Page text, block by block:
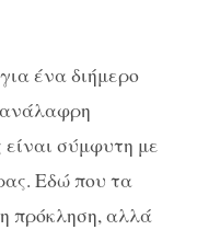
ένα διήμερο
ανάλαφρη
σύμφυτη με
Εδώ που τα
πρόκληση, αλλά